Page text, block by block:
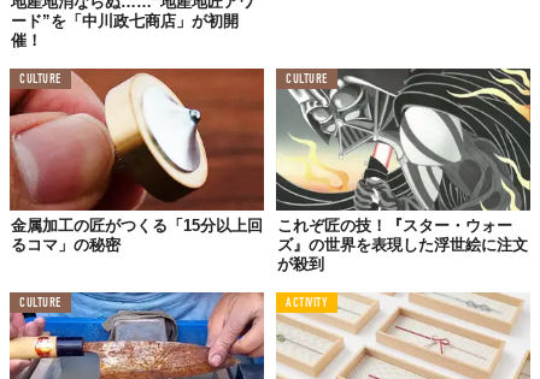
ード”を「中川政七商店」が初開
催！
CULTURE
金属加工の匠がつくる「15分以上回
るコマ」の秘密
CULTURE
これぞ匠の技！『スター・ウォー
ズ』の世界を表現した浮世絵に注文
が殺到
CULTURE ACTIVITY